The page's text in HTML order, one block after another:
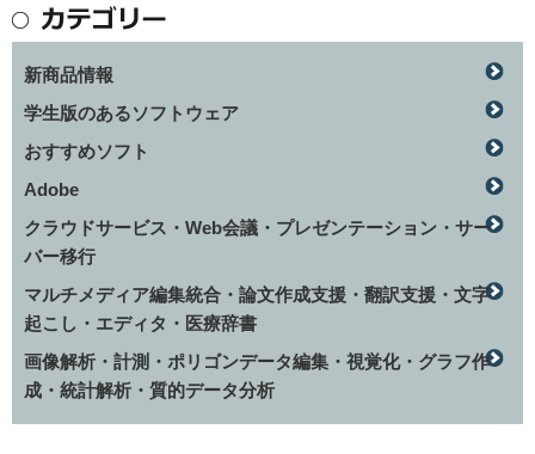
新商品情報
学生版のあるソフトウェア
おすすめソフト
Adobe
クラウドサービス・Web会議・プレゼンテーション・サー
バー移行
マルチメディア編集統合・論文作成支援・翻訳支援・文字
起こし・エディタ・医療辞書
画像解析・計測・ポリゴンデータ編集・視覚化・グラフ作
成・統計解析・質的データ分析